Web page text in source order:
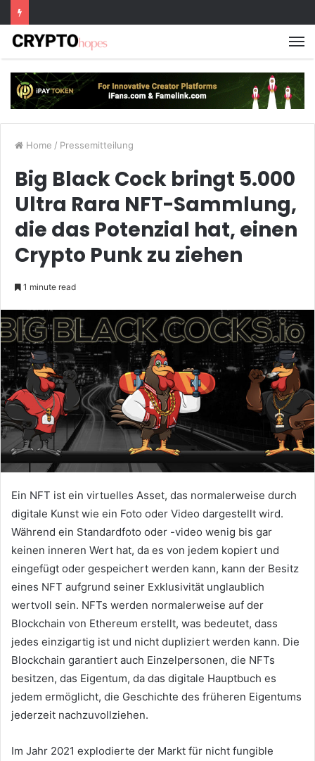
Home / Pressemitteilung
Big Black Cock bringt 5.000
Ultra Rara NFT-Sammlung,
die das Potenzial hat, einen
Crypto Punk zu ziehen
1 minute read
Ein NFT ist ein virtuelles Asset, das normalerweise durch
digitale Kunst wie ein Foto oder Video dargestellt wird.
Während ein Standardfoto oder -video wenig bis gar
keinen inneren Wert hat, da es von jedem kopiert und
eingefügt oder gespeichert werden kann, kann der Besitz
eines NFT aufgrund seiner Exklusivität unglaublich
wertvoll sein. NFTs werden normalerweise auf der
Blockchain von Ethereum erstellt, was bedeutet, dass
jedes einzigartig ist und nicht dupliziert werden kann. Die
Blockchain garantiert auch Einzelpersonen, die NFTs
besitzen, das Eigentum, da das digitale Hauptbuch es
jedem ermöglicht, die Geschichte des früheren Eigentums
jederzeit nachzuvollziehen.
Im Jahr 2021 explodierte der Markt für nicht fungible